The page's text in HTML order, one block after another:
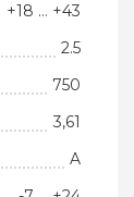
+18 … +43
2.5
750
3,61
A